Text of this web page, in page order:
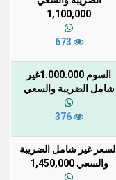
1,100,000
السوم 1.000.000غير
شامل الضريبة والسعي
376
السعر غير شامل الضريبة
والسعي 1,450,000